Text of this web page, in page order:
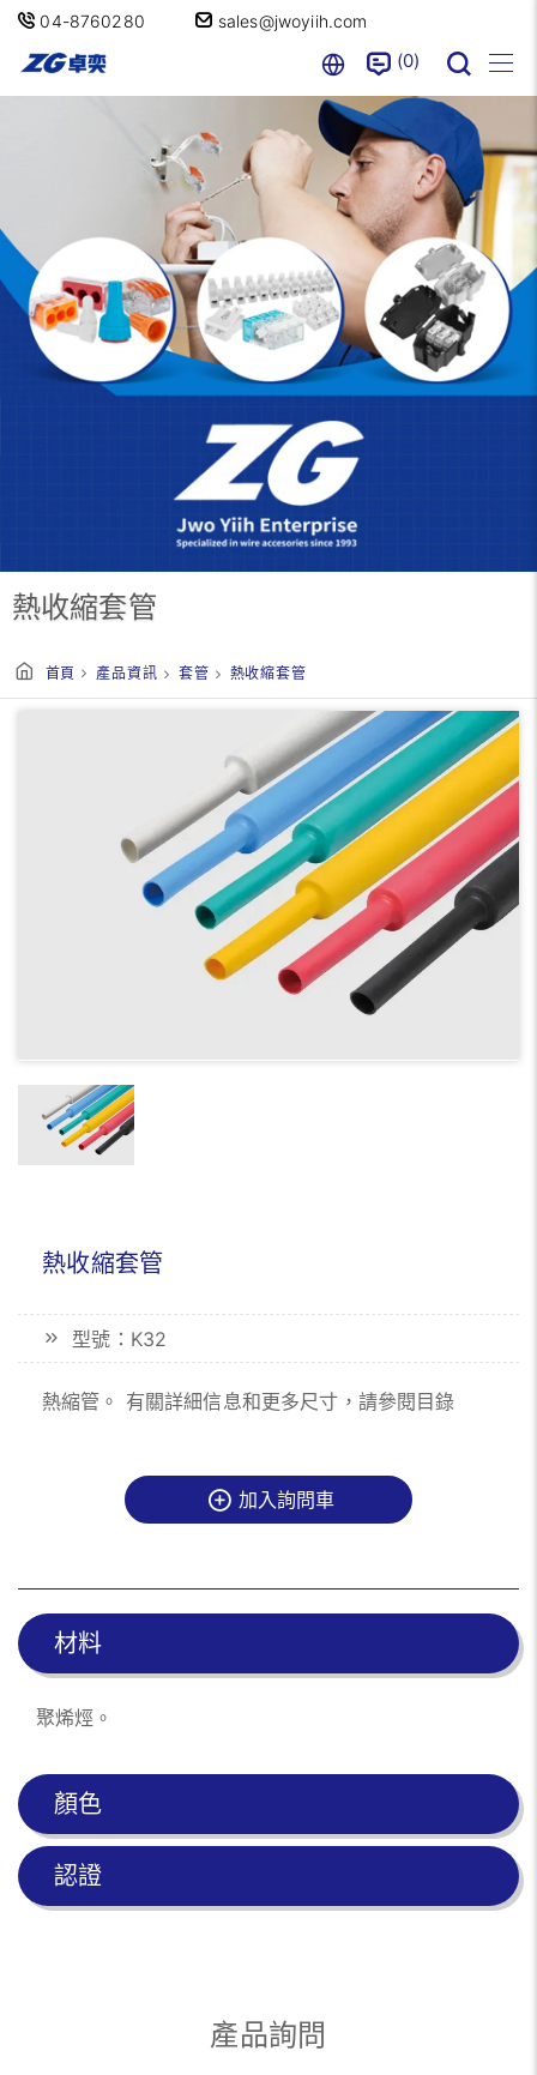
04-8760280 sales@jwoyiih.com
0
熱收縮套管
首頁 產品資訊 套管 熱收縮套管
熱收縮套管
型號：K32
熱縮管。 有關詳細信息和更多尺寸，請參閱目錄
加入詢問車
材料
聚烯烴。
顏色
認證
產品詢問